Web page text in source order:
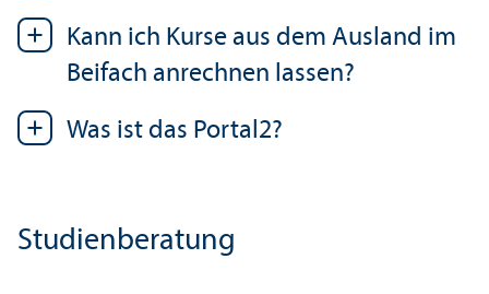
Kann ich Kurse aus dem Ausland im
Beifach anrechnen lassen?
Was ist das Portal2?
Studien­beratung